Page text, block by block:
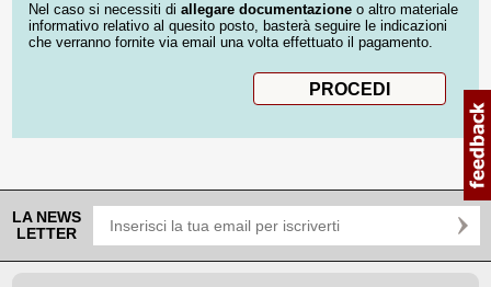
Nel caso si necessiti di allegare documentazione o altro materiale
informativo relativo al quesito posto, basterà seguire le indicazioni
che verranno fornite via email una volta effettuato il pagamento.
LA NEWS
LETTER